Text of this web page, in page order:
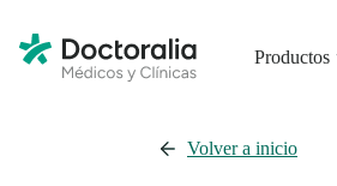
Productos
Volver a inicio